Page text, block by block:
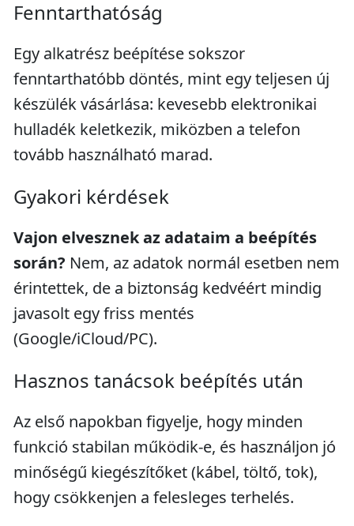
Fenntarthatóság
Egy alkatrész beépítése sokszor
fenntarthatóbb döntés, mint egy teljesen új
készülék vásárlása: kevesebb elektronikai
hulladék keletkezik, miközben a telefon
tovább használható marad.
Gyakori kérdések
Vajon elvesznek az adataim a beépítés
során? Nem, az adatok normál esetben nem
érintettek, de a biztonság kedvéért mindig
javasolt egy friss mentés
(Google/iCloud/PC).
Hasznos tanácsok beépítés után
Az első napokban figyelje, hogy minden
funkció stabilan működik-e, és használjon jó
minőségű kiegészítőket (kábel, töltő, tok),
hogy csökkenjen a felesleges terhelés.